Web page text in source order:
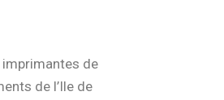
imprimantes de
de l’Ile de